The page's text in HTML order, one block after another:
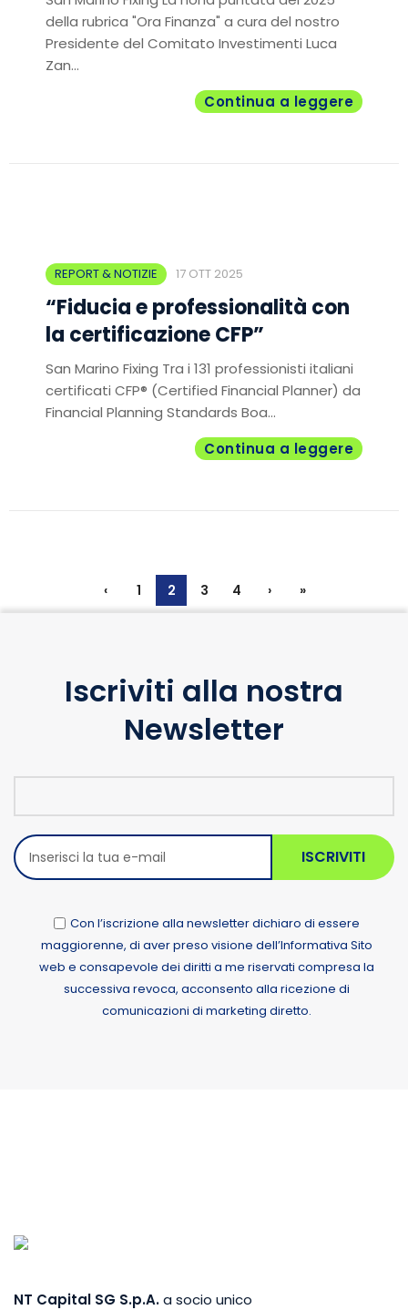
della rubrica "Ora Finanza" a cura del nostro
Presidente del Comitato Investimenti Luca
Zan...
Continua a leggere
REPORT & NOTIZIE 17 OTT 2025
“Fiducia e professionalità con
la certificazione CFP”
San Marino Fixing Tra i 131 professionisti italiani
certificati CFP® (Certified Financial Planner) da
Financial Planning Standards Boa...
Continua a leggere
‹ 1 2 3 4 › »
Iscriviti alla nostra
Newsletter
ISCRIVITI
Con l’iscrizione alla newsletter dichiaro di essere
maggiorenne, di aver preso visione dell’Informativa Sito
web e consapevole dei diritti a me riservati compresa la
successiva revoca, acconsento alla ricezione di
comunicazioni di marketing diretto.
NT Capital SG S.p.A.a socio unico